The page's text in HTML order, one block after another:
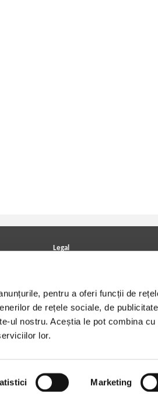
pentru a oferi funcții de
de rețele sociale, de
ul nostru. Aceștia le pot combina cu
lor.
Marketing
Legal
Termeni si conditii
Utilizare cookie-uri